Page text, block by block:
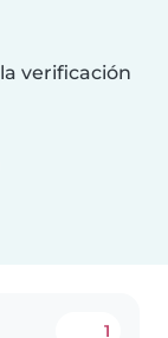
verificación
1